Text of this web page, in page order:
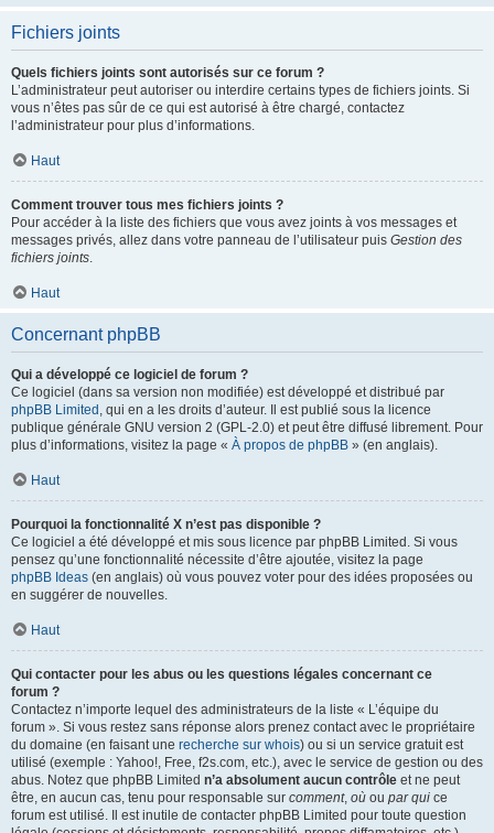
Fichiers joints
Quels fichiers joints sont autorisés sur ce forum ?
L’administrateur peut autoriser ou interdire certains types de fichiers joints. Si
vous n’êtes pas sûr de ce qui est autorisé à être chargé, contactez
l’administrateur pour plus d’informations.
Haut
Comment trouver tous mes fichiers joints ?
Pour accéder à la liste des fichiers que vous avez joints à vos messages et
messages privés, allez dans votre panneau de l’utilisateur puis Gestion des
fichiers joints.
Haut
Concernant phpBB
Qui a développé ce logiciel de forum ?
Ce logiciel (dans sa version non modifiée) est développé et distribué par
phpBB Limited , qui en a les droits d’auteur. Il est publié sous la licence
publique générale GNU version 2 (GPL-2.0) et peut être diffusé librement. Pour
plus d’informations, visitez la page « À propos de phpBB » (en anglais).
Haut
Pourquoi la fonctionnalité X n’est pas disponible ?
Ce logiciel a été développé et mis sous licence par phpBB Limited. Si vous
pensez qu’une fonctionnalité nécessite d’être ajoutée, visitez la page
phpBB Ideas (en anglais) où vous pouvez voter pour des idées proposées ou
en suggérer de nouvelles.
Haut
Qui contacter pour les abus ou les questions légales concernant ce
forum ?
Contactez n’importe lequel des administrateurs de la liste « L’équipe du
forum ». Si vous restez sans réponse alors prenez contact avec le propriétaire
du domaine (en faisant une recherche sur whois) ou si un service gratuit est
utilisé (exemple : Yahoo!, Free, f2s.com, etc.), avec le service de gestion ou des
abus. Notez que phpBB Limited n’a absolument aucun contrôle et ne peut
être, en aucun cas, tenu pour responsable sur comment, où ou par qui ce
forum est utilisé. Il est inutile de contacter phpBB Limited pour toute question